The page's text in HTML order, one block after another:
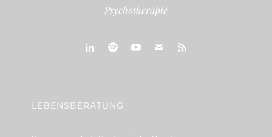
Psychotherapie
LEBENSBERATUNG